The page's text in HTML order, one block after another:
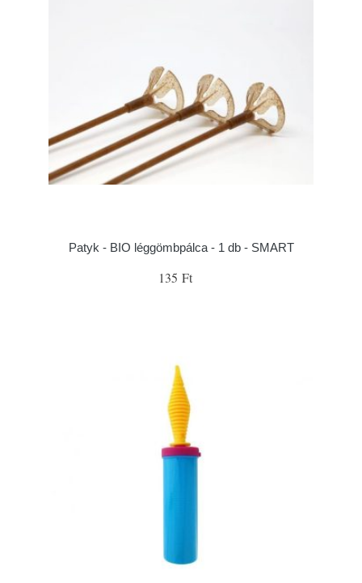
Patyk - BIO léggömbpálca - 1 db - SMART
135 Ft